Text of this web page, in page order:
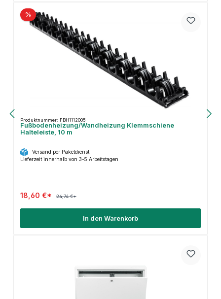
%
Produktnummer: FBH1112005
Fußbodenheizung/Wandheizung Klemmschiene
Halteleiste, 10 m
Versand per Paketdienst
Lieferzeit innerhalb von 3-5 Arbeitstagen
18,60 €* 24,74 €*
In den Warenkorb